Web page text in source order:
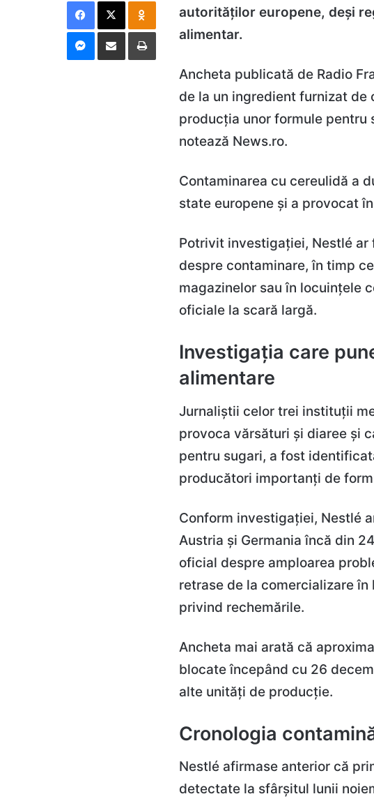
autorităților europene, deși
alimentar.
Ancheta publicată de Radio
de la un ingredient furnizat de
producția unor formule pentru
notează News.ro.
Contaminarea cu cereulidă a
state europene și a provocat
Potrivit investigației, Nestlé
despre contaminare, în timp
magazinelor sau în locuințele
oficiale la scară largă.
Investigația care
alimentare
Jurnaliștii celor trei instituții
provoca vărsături și diaree și
pentru sugari, a fost
producători importanți de
Conform investigației, Nestlé
Austria și Germania încă din
oficial despre amploarea
retrase de la comercializare
privind rechemările.
Ancheta mai arată că
blocate începând cu 26
alte unități de producție.
Cronologia
Nestlé afirmase anterior că
detectate la sfârșitul lunii
Messenger
Distribuie prin mail Tipărește